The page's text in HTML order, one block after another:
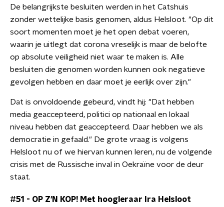
De belangrijkste besluiten werden in het Catshuis
zonder wettelijke basis genomen, aldus Helsloot. "Op dit
soort momenten moet je het open debat voeren,
waarin je uitlegt dat corona vreselijk is maar de belofte
op absolute veiligheid niet waar te maken is. Alle
besluiten die genomen worden kunnen ook negatieve
gevolgen hebben en daar moet je eerlijk over zijn."
Dat is onvoldoende gebeurd, vindt hij: "Dat hebben
media geaccepteerd, politici op nationaal en lokaal
niveau hebben dat geaccepteerd. Daar hebben we als
democratie in gefaald." De grote vraag is volgens
Helsloot nu of we hiervan kunnen leren, nu de volgende
crisis met de Russische inval in Oekraïne voor de deur
staat.
#51 - OP Z'N KOP! Met hoogleraar Ira Helsloot